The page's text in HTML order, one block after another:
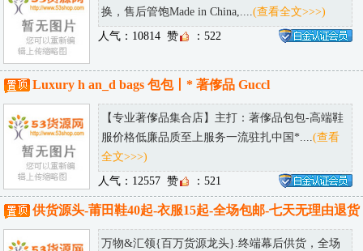
换，售后管饱Made in China,....(查看全文>>>)
人气：10814 赞 ：522
Luxury h an_d bags 包包丨* 著偧品 Guccl
【专业著偧品集合店】主打：著偧品包包-高端鞋
服价格低廉品质至上服务一流驻扎中国*....(查看
全文>>>)
人气：12557 赞 ：521
供货源头-莆田鞋40起-衣服15起-全场包邮-七天无理由退货
万物&汇领{百万货源龙头}.终端幕后供货，全场